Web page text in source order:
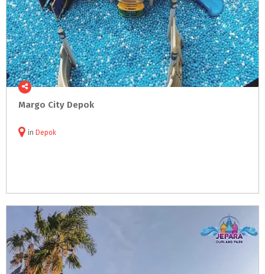
Margo City Depok
in Depok